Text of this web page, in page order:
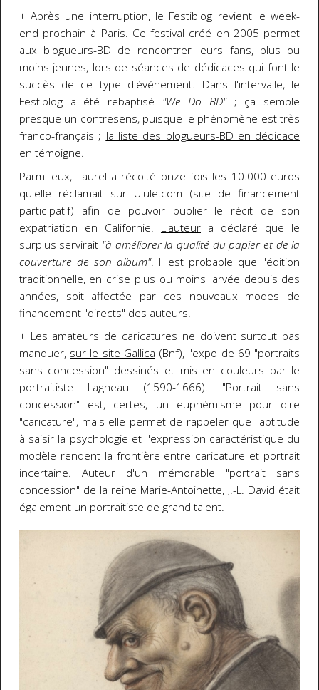
+ Après une interruption, le Festiblog revient le week-
end prochain à Paris. Ce festival créé en 2005 permet
aux blogueurs-BD de rencontrer leurs fans, plus ou
moins jeunes, lors de séances de dédicaces qui font le
succès de ce type d'événement. Dans l'intervalle, le
Festiblog a été rebaptisé "We Do BD"; ça semble
presque un contresens, puisque le phénomène est très
franco-français ; la liste des blogueurs-BD en dédicace
en témoigne.
Parmi eux, Laurel a récolté onze fois les 10.000 euros
qu'elle réclamait sur Ulule.com (site de financement
participatif) afin de pouvoir publier le récit de son
expatriation en Californie. L'auteura déclaré que le
surplus servirait "à améliorer la qualité du papier et de la
couverture de son album". Il est probable que l'édition
traditionnelle, en crise plus ou moins larvée depuis des
années, soit affectée par ces nouveaux modes de
financement "directs" des auteurs.
+ Les amateurs de caricatures ne doivent surtout pas
manquer, sur le site Gallica (Bnf), l'expo de 69 "portraits
sans concession" dessinés et mis en couleurs par le
portraitiste Lagneau (1590-1666). "Portrait sans
concession" est, certes, un euphémisme pour dire
"caricature", mais elle permet de rappeler que l'aptitude
à saisir la psychologie et l'expression caractéristique du
modèle rendent la frontière entre caricature et portrait
incertaine. Auteur d'un mémorable "portrait sans
concession" de la reine Marie-Antoinette, J.-L. David était
également un portraitiste de grand talent.